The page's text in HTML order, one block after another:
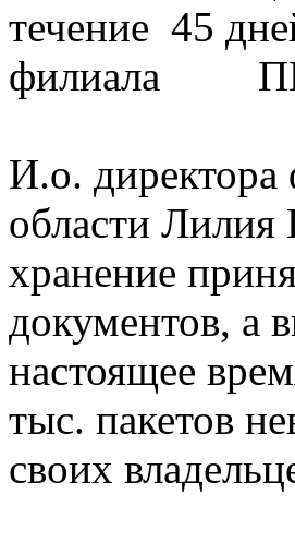
течение 45
филиала ППК
И.о.
области Лилия
хранение
документов, а
настоящее
тыс. пакетов
своих